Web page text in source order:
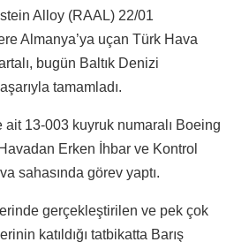
Alloy (RAAL) 22/01
Almanya’ya uçan Türk Hava
bugün Baltık Denizi
tamamladı.
ait 13-003 kuyruk numaralı Boeing
Erken İhbar ve Kontrol
sahasında görev yaptı.
gerçekleştirilen ve pek çok
katıldığı tatbikatta Barış